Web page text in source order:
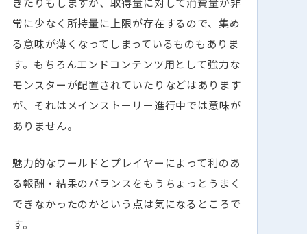
常に少なく所持量に上限が存在するので、集め
る意味が薄くなってしまっているものもありま
す。もちろんエンドコンテンツ用として強力な
モンスターが配置されていたりなどはあります
が、それはメインストーリー進行中では意味が
ありません。
魅力的なワールドとプレイヤーによって利のあ
る報酬・結果のバランスをもうちょっとうまく
できなかったのかという点は気になるところで
す。